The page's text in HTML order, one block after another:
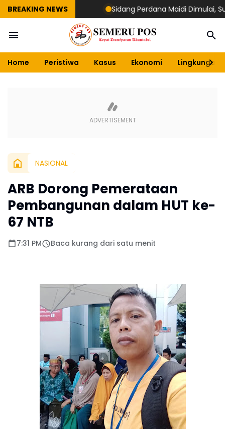
BREAKING NEWS Sidang Perdana Maidi Dimulai,
Home Peristiwa Kasus Ekonomi Lingkungan
NASIONAL
ARB Dorong Pemerataan
Pembangunan dalam HUT ke-
67 NTB
7:31 PM Baca kurang dari satu menit